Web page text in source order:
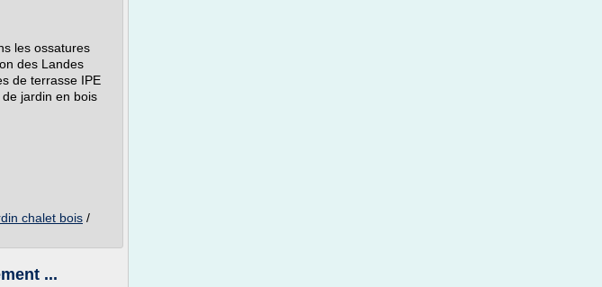
les ossatures
des Landes
de terrasse IPE
jardin en bois
chalet bois /
...